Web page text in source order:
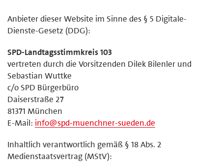
Anbieter dieser Website im Sinne des § 5 Digitale-
Dienste-Gesetz (DDG):
SPD-Landtagsstimmkreis 103
vertreten durch die Vorsitzenden Dilek Bilenler und
Sebastian Wuttke
c/o SPD Bürgerbüro
Daiserstraße 27
81371 München
E-Mail: info@spd-muenchner-sueden.de
Inhaltlich verantwortlich gemäß § 18 Abs. 2
Medienstaatsvertrag (MStV):